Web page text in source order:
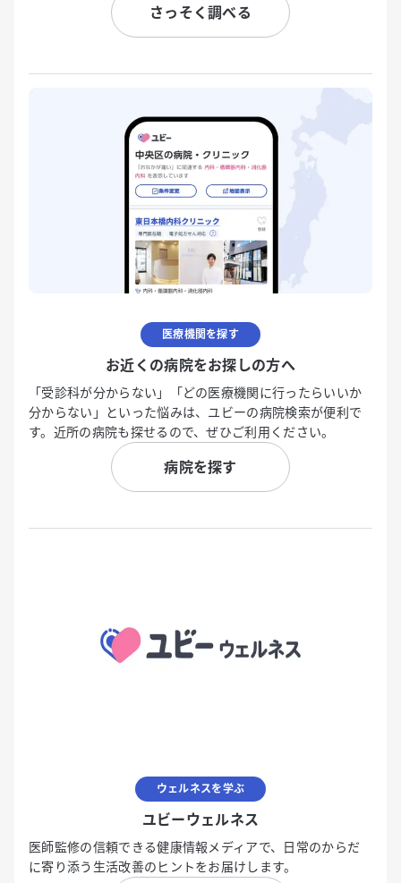
さっそく調べる
医療機関を探す
お近くの病院をお探しの方へ
「受診科が分からない」「どの医療機関に行ったらいいか
分からない」といった悩みは、ユビーの病院検索が便利で
す。近所の病院も探せるので、ぜひご利用ください。
病院を探す
ウェルネスを学ぶ
ユビーウェルネス
医師監修の信頼できる健康情報メディアで、日常のからだ
に寄り添う生活改善のヒントをお届けします。